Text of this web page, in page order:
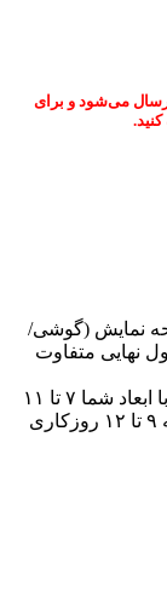
ارسال می‌شود و برای
نمایش (گوشی/
با محصول نهایی متفاوت
ساخت محصولات سفارشی مانند پرده‌ها با ابعاد شما ۷ تا ۱۱
روزکاری و پرده‌های کرکره چوبی و پلیسه ۹ تا ۱۲ روزکاری